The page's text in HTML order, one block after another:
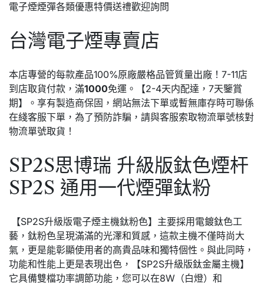
電子煙煙彈各類優惠特價送禮歡迎詢問
台灣電子煙專賣店
本店專營的每款產品100%原廠嚴格品管質量出廠！7-11店
到店取貨付款，滿1000免運。【2-4天内配達，7天鑒賞
期】。享有製造商保固，網站無法下單或暫無庫存時可聯係
在綫客服下單，為了預防詐騙，請與客服索取物流單號核對
物流單號取貨！
SP2S思博瑞 升級版鈦色煙杆
SP2S 通用一代煙彈鈦粉
【SP2S升級版電子煙主機鈦粉色】主要採用電鍍鈦色工
藝，鈦粉色呈現滿滿的光澤和質感，這款主機不僅時尚大
氣，更是能彰顯使用者的高貴品味和獨特個性。與此同時，
功能和性能上更是表現出色，【SP2S升級版鈦金屬主機】
它具備雙檔功率調節功能，您可以在8W（白燈）和